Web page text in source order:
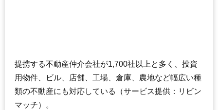
提携する不動産仲介会社が1,700社以上と多く、投資
用物件、ビル、店舗、工場、倉庫、農地など幅広い種
類の不動産にも対応している（サービス提供：リビン
マッチ）。